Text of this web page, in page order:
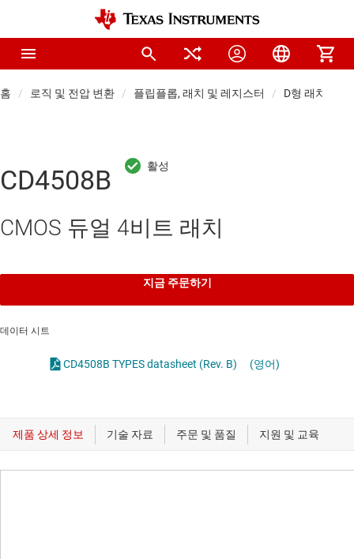
홈 로직 및 전압 변환 플립플롭, 래치 및 레지스터 D형 래치
CD4508B
CMOS 듀얼 4비트 래치
지금 주문하기
데이터 시트
CD4508B TYPES datasheet (Rev. B) (영어)